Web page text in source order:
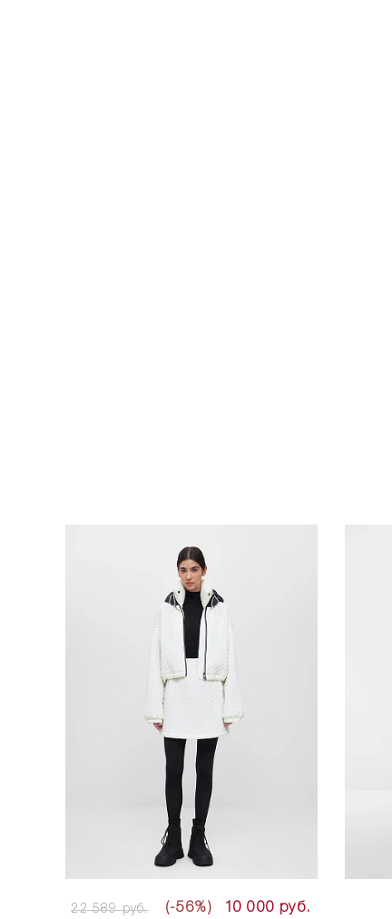
22 589 руб. (-56%) 10 000 руб.